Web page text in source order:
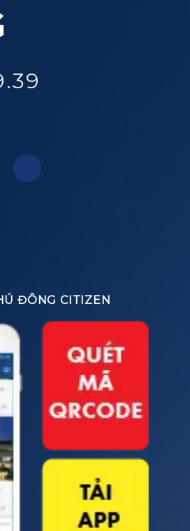
ĐÔNG CITIZEN